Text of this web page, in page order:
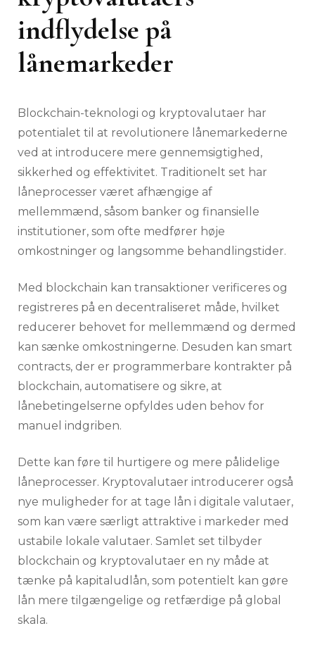
indflydelse på
lånemarkeder
Blockchain-teknologi og kryptovalutaer har
potentialet til at revolutionere lånemarkederne
ved at introducere mere gennemsigtighed,
sikkerhed og effektivitet. Traditionelt set har
låneprocesser været afhængige af
mellemmænd, såsom banker og finansielle
institutioner, som ofte medfører høje
omkostninger og langsomme behandlingstider.
Med blockchain kan transaktioner verificeres og
registreres på en decentraliseret måde, hvilket
reducerer behovet for mellemmænd og dermed
kan sænke omkostningerne. Desuden kan smart
contracts, der er programmerbare kontrakter på
blockchain, automatisere og sikre, at
lånebetingelserne opfyldes uden behov for
manuel indgriben.
Dette kan føre til hurtigere og mere pålidelige
låneprocesser. Kryptovalutaer introducerer også
nye muligheder for at tage lån i digitale valutaer,
som kan være særligt attraktive i markeder med
ustabile lokale valutaer. Samlet set tilbyder
blockchain og kryptovalutaer en ny måde at
tænke på kapitaludlån, som potentielt kan gøre
lån mere tilgængelige og retfærdige på global
skala.